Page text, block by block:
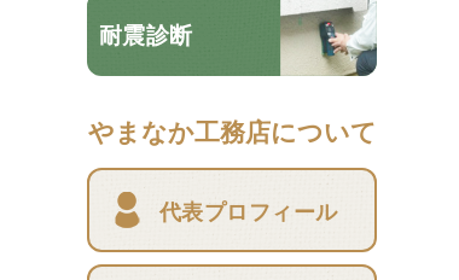
耐震診断
やまなか工務店について
代表プロフィール